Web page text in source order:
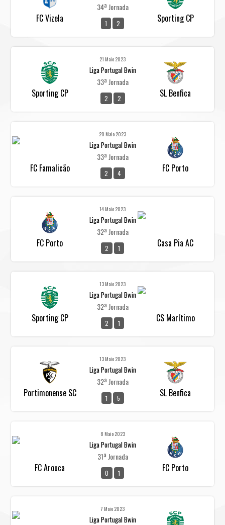
FC Vizela
34ª Jornada
1 2 Sporting CP
Sporting CP
21 Maio 2023
Liga Portugal Bwin
33ª Jornada
2 2 SL Benfica
FC Famalicão
20 Maio 2023
Liga Portugal Bwin
33ª Jornada
2 4 FC Porto
FC Porto
14 Maio 2023
Liga Portugal Bwin
32ª Jornada
2 1 Casa Pia AC
Sporting CP
13 Maio 2023
Liga Portugal Bwin
32ª Jornada
2 1 CS Marítimo
Portimonense SC
13 Maio 2023
Liga Portugal Bwin
32ª Jornada
1 5 SL Benfica
FC Arouca
8 Maio 2023
Liga Portugal Bwin
31ª Jornada
0 1 FC Porto
7 Maio 2023
Liga Portugal Bwin